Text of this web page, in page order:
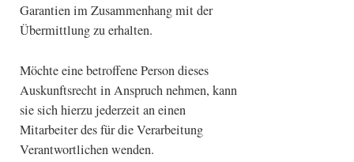
Garantien im Zusammenhang mit der
Übermittlung zu erhalten.
Möchte eine betroffene Person dieses
Auskunftsrecht in Anspruch nehmen, kann
sie sich hierzu jederzeit an einen
Mitarbeiter des für die Verarbeitung
Verantwortlichen wenden.